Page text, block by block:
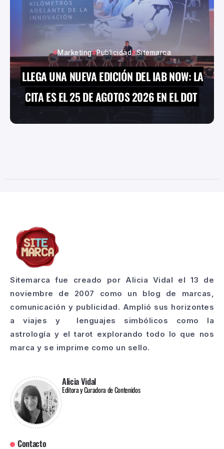
Marketing Publicidad Sitemarca
LLEGA UNA NUEVA EDICIÓN DEL IAB NOW: LA
CITA ES EL 25 DE AGOTOS 2026 EN EL DOT
Sitemarca fue creado por Alicia Vidal el 13 de
noviembre de 2007 como un blog de marcas,
comunicación y publicidad. Amplió sus horizontes
a viajes y lenguajes simbólicos como la
astrología y el tarot explorando todo lo que nos
marca y se imprime como un sello.
Alicia Vidal
Editora y Curadora de Contenidos
Contacto